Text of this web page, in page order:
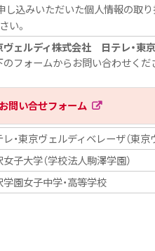
し込みいただいた個人情報の取り
さい。
ヴェルディ株式会社 日テレ・東
のフォームからお問い合わせくだ
お問い合せフォーム
レ・東京ヴェルディベレーザ（東京
女子大学（学校法人駒澤学園）
学園女子中学・高等学校